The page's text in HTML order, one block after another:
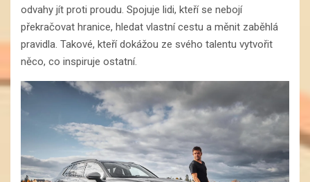
odvahy jít proti proudu. Spojuje lidi, kteří se nebojí
překračovat hranice, hledat vlastní cestu a měnit zaběhlá
pravidla. Takové, kteří dokážou ze svého talentu vytvořit
něco, co inspiruje ostatní.